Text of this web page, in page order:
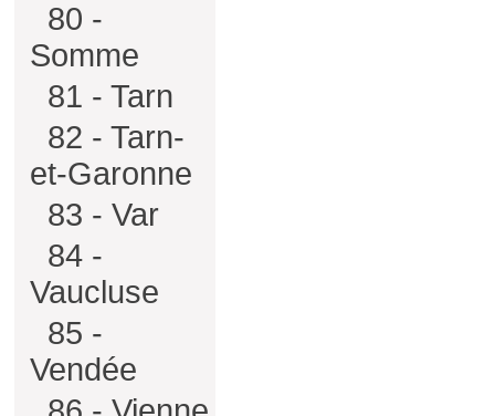
80 -
Somme
81 - Tarn
82 - Tarn-
et-Garonne
83 - Var
84 -
Vaucluse
85 -
Vendée